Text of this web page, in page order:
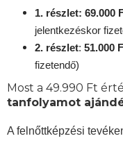
1. részlet: 69.000
jelentkezéskor
2. részlet: 51.000
fizetendő)
Most a 49.990 Ft
tanfolyamot
A felnőttképzési